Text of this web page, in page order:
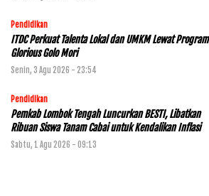
Pendidikan
ITDC Perkuat Talenta Lokal dan UMKM Lewat Program
Glorious Golo Mori
Senin, 3 Agu 2026 - 23:54
Pendidikan
Pemkab Lombok Tengah Luncurkan BESTI, Libatkan
Ribuan Siswa Tanam Cabai untuk Kendalikan Inflasi
Sabtu, 1 Agu 2026 - 09:13